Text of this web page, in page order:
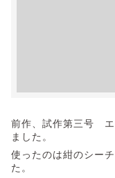
前作、試作第三号 エ
ました。
使ったのは紺のシー
た。